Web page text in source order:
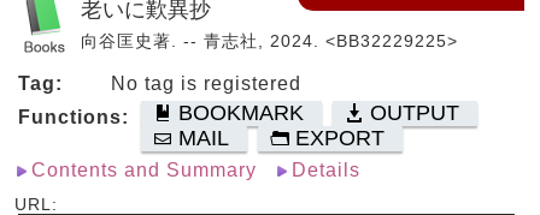
老いに歎異抄
向谷匡史著. -- 青志社, 2024. <BB32229225>
Tag:
No tag is registered
Functions:
BOOKMARK
OUTPUT
MAIL
EXPORT
Contents and Summary Details
URL: